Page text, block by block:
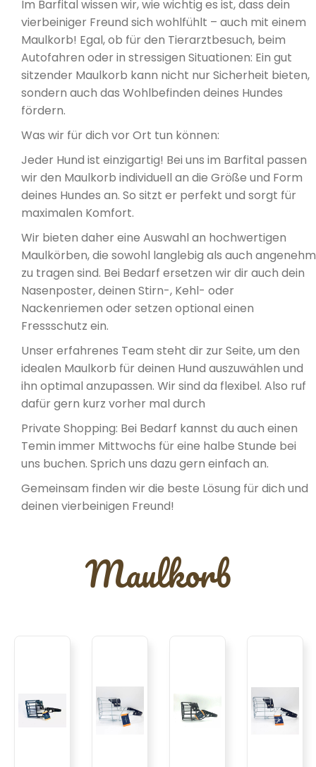
Im Barfital wissen wir, wie wichtig es ist, dass dein
vierbeiniger Freund sich wohlfühlt – auch mit einem
Maulkorb! Egal, ob für den Tierarztbesuch, beim
Autofahren oder in stressigen Situationen: Ein gut
sitzender Maulkorb kann nicht nur Sicherheit bieten,
sondern auch das Wohlbefinden deines Hundes
fördern.
Was wir für dich vor Ort tun können:
Jeder Hund ist einzigartig! Bei uns im Barfital passen
wir den Maulkorb individuell an die Größe und Form
deines Hundes an. So sitzt er perfekt und sorgt für
maximalen Komfort.
Wir bieten daher eine Auswahl an hochwertigen
Maulkörben, die sowohl langlebig als auch angenehm
zu tragen sind. Bei Bedarf ersetzen wir dir auch dein
Nasenposter, deinen Stirn-, Kehl- oder
Nackenriemen oder setzen optional einen
Fressschutz ein.
Unser erfahrenes Team steht dir zur Seite, um den
idealen Maulkorb für deinen Hund auszuwählen und
ihn optimal anzupassen. Wir sind da flexibel. Also ruf
dafür gern kurz vorher mal durch
Private Shopping: Bei Bedarf kannst du auch einen
Temin immer Mittwochs für eine halbe Stunde bei
uns buchen. Sprich uns dazu gern einfach an.
Gemeinsam finden wir die beste Lösung für dich und
deinen vierbeinigen Freund!
Maulkorb